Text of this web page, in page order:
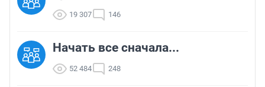
19 307 146
Начать все сначала...
52 484 248